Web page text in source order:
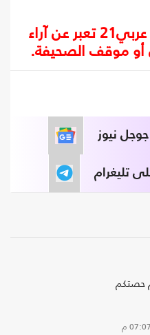
المقالات المنشورة في عربي21 تعبر عن آراء
أو موقف الصحيفة.
جوجل نيوز
تليغرام
حصتكم
07:07 م